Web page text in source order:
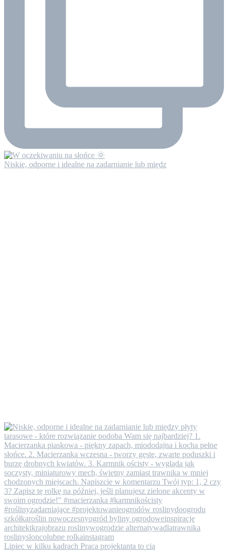
Niskie, odporne i idealne na zadarnianie lub międz
Lipiec w kilku kadrach ​Praca projektanta to cią